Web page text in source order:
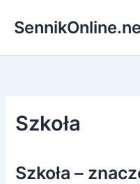
Szkoła
Szkoła –